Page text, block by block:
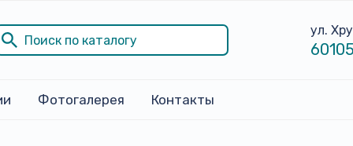
ул.
Фотогалерея Контакты